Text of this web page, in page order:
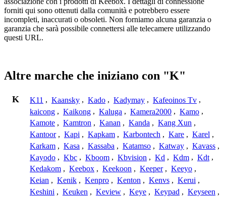
forniti qui sono ottenuti dalla comunità e potrebbero essere
incompleti, inaccurati o obsoleti. Non forniamo alcuna garanzia o
garanzia che sarà possibile connettersi alle telecamere utilizzando
questi URL.
Altre marche che iniziano con "K"
K K11 , Kaansky , Kado , Kadymay , Kafeoinos Tv ,
kaicong , Kaikong , Kaluga , Kamera2000 , Kamo ,
Kamote , Kamtron , Kanan , Kanda , Kang Xun ,
Kantoor , Kapi , Kapkam , Karbontech , Kare , Karel ,
Karkam , Kasa , Kassaba , Katamso , Katway , Kavass ,
Kayodo , Kbc , Kboom , Kbvision , Kd , Kdm , Kdt ,
Kedakom , Keebox , Keekoon , Keeper , Keeyo ,
Keian , Kenik , Kenpro , Kenton , Kenvs , Kerui ,
Keshini , Keuken , Keview , Keye , Keypad , Keyseen ,